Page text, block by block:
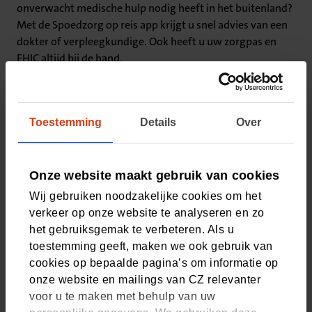
Toestemming Details Over
Onze website maakt gebruik van cookies
Wij gebruiken noodzakelijke cookies om het
verkeer op onze website te analyseren en zo
het gebruiksgemak te verbeteren. Als u
toestemming geeft, maken we ook gebruik van
cookies op bepaalde pagina’s om informatie op
onze website en mailings van CZ relevanter
voor u te maken met behulp van uw
onverwacht medische hulp nodig heeft in het buitenland?
Met de Spoedzorg op reis app krijgt u snel advies van een
dokter of verpleegkundige. Ook heeft u uw zorgpas en
EHIC altijd bij de hand.